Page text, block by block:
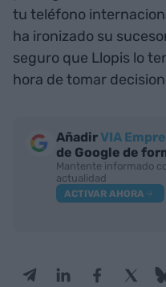
tu teléfono
ha ironizado su
seguro que Llopis lo
hora de tomar
AñadirVIA
de Google de
Mantente informado
actualidad
ACTIVAR AHORA